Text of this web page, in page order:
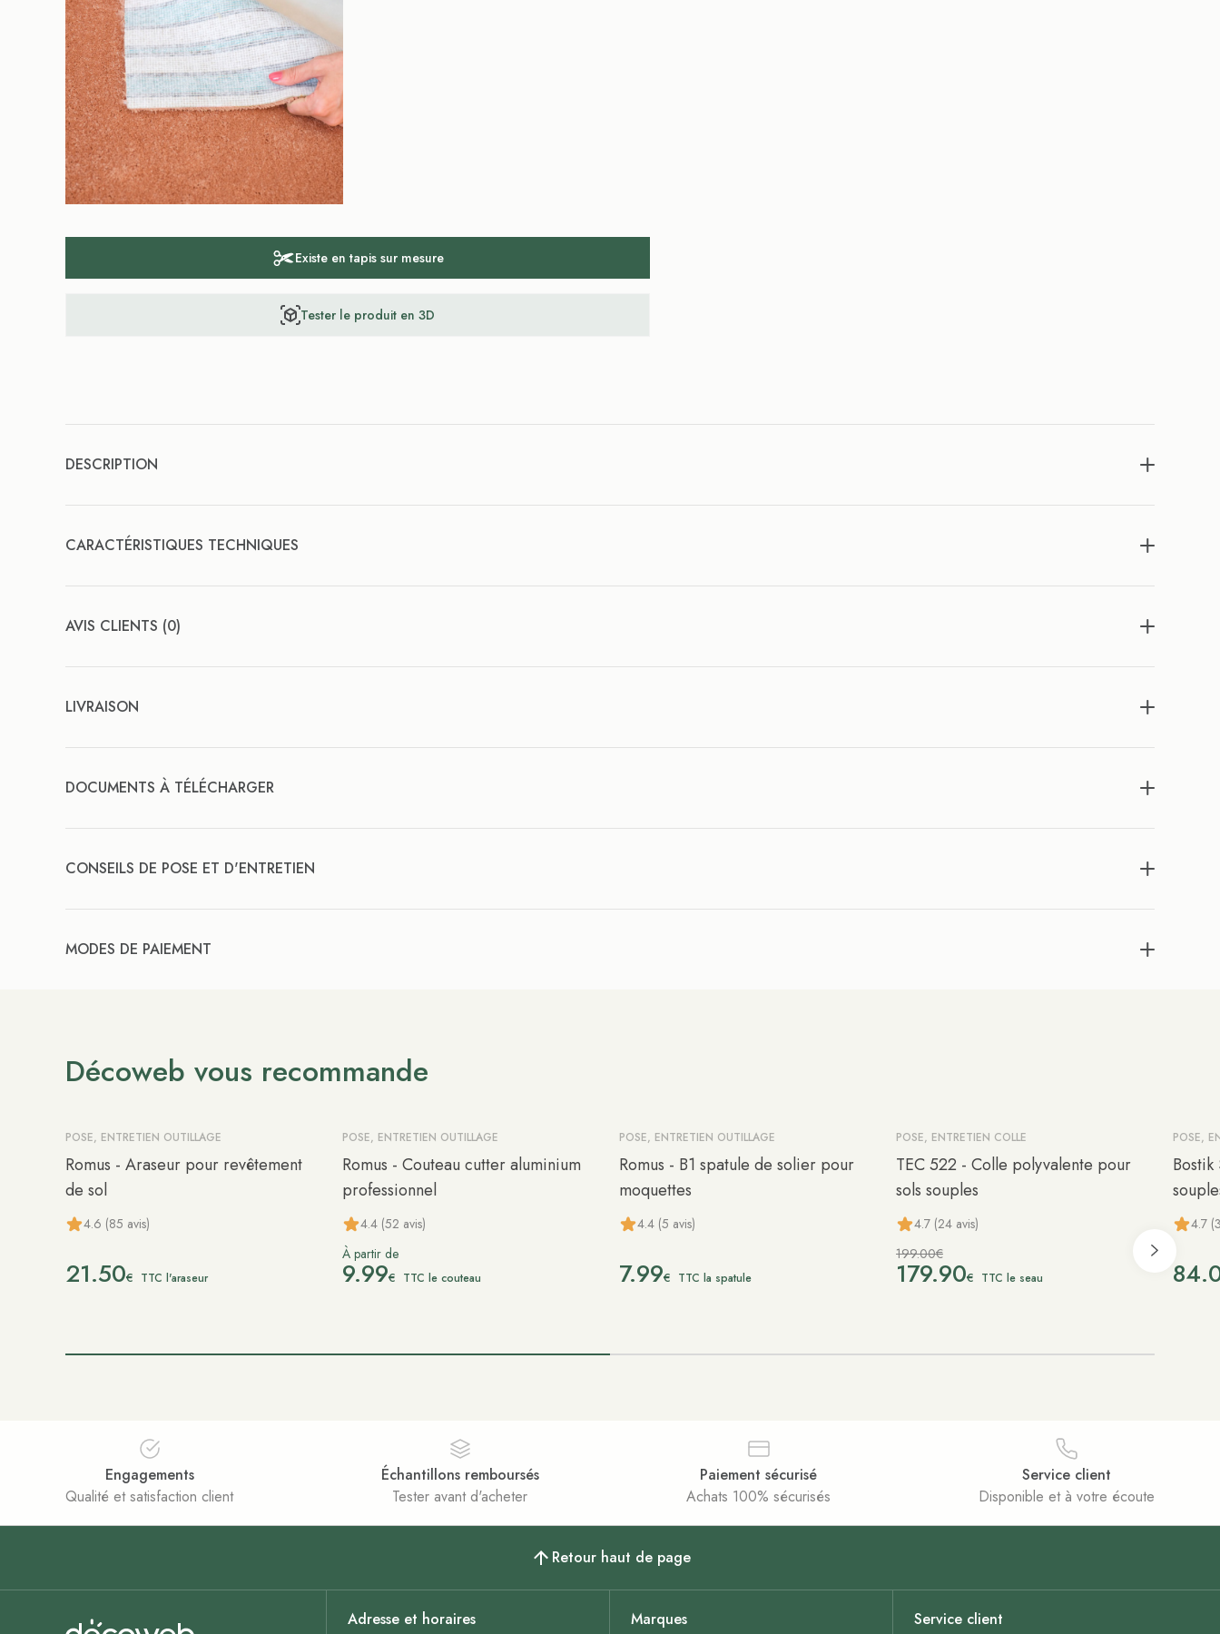
Existe en tapis sur mesure
Tester le produit en 3D
DESCRIPTION
CARACTÉRISTIQUES TECHNIQUES
AVIS CLIENTS (0)
LIVRAISON
DOCUMENTS À TÉLÉCHARGER
CONSEILS DE POSE ET D'ENTRETIEN
MODES DE PAIEMENT
Décoweb vous recommande
POSE, ENTRETIEN OUTILLAGE
Romus - Araseur pour revêtement
de sol
4.6 (85 avis)
21.50€ TTC l'araseur
POSE, ENTRETIEN OUTILLAGE
Romus - Couteau cutter aluminium
professionnel
4.4 (52 avis)
À partir de
9.99€ TTC le couteau
POSE, ENTRETIEN OUTILLAGE
Romus - B1 spatule de solier pour
moquettes
4.4 (5 avis)
7.99€ TTC la spatule
-10%
POSE, ENTRETIEN COLLE
TEC 522 - Colle polyvalente pour
sols souples
4.7 (24 avis)
199.00€
179.90€ TTC le seau
POSE,
Bostik
4.7
Engagements
Qualité et satisfaction client
Échantillons remboursés
Tester avant d'acheter
Paiement sécurisé
Achats 100% sécurisés
Service client
Disponible et à votre écoute
Retour haut de page
Adresse et horaires Marques Service client